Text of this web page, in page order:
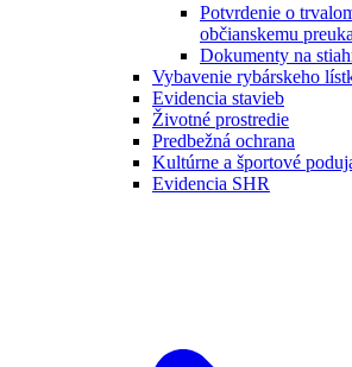
Potvrdenie o
občianskemu
Dokumenty na
Vybavenie rybárskeho
Evidencia stavieb
Životné prostredie
Predbežná ochrana
Kultúrne a športové
Evidencia SHR